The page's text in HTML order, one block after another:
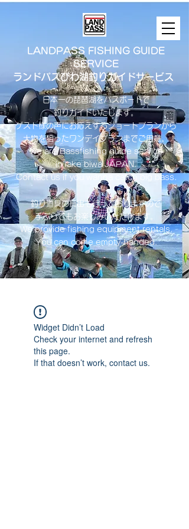
LANDPASS FISHING GUIDE
SERVICE
ランドパスびわ湖釣りガイドサービス
日本一の琵琶湖をバスボートで
釣りガイドいたします。
​ゲスト様の声にお応えするショートプランから
大物を狙ったワンデイプランまでご用意。
​We are Bassfishing guide service
in lake biwa ​JAPAN.
Contact us if you wanna catch big bass.
釣り道具の貸出も行っておりますので
手ぶらでもお楽しみいただけます。
We provide fishing equipment rentals.
You can come empty-handed.
Widget Didn’t Load
Check your internet and refresh
this page.
If that doesn’t work, contact us.